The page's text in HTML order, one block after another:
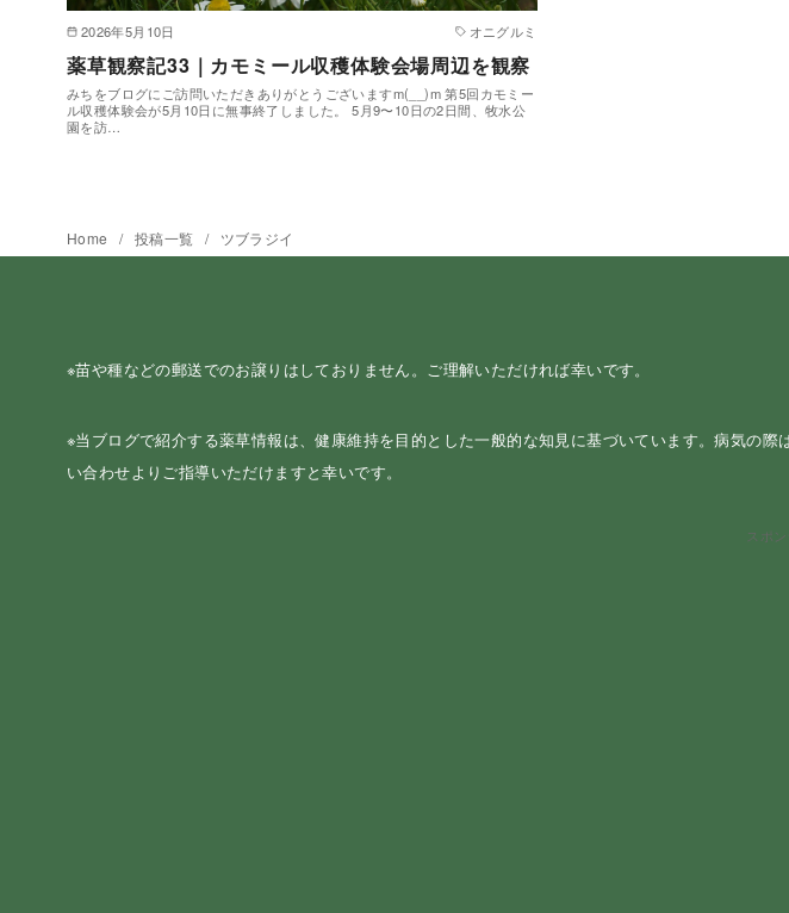
2026年5月10日 オニグルミ
薬草観察記33｜カモミール収穫体験会場周辺を観察
みちをブログにご訪問いただきありがとうございますm(__)m 第5回カモミー
ル収穫体験会が5月10日に無事終了しました。 5月9〜10日の2日間、牧水公
園を訪…
Home 投稿一覧 ツブラジイ
※苗や種などの郵送でのお譲りはしておりません。ご理解いただければ幸いです。
※当ブログで紹介する薬草情報は、健康維持を目的とした一般的な知見に基づいています。病気の
い合わせよりご指導いただけますと幸いです。
スポ